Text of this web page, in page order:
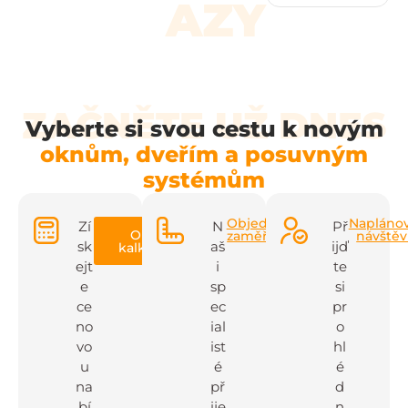
AZY
ZAČNĚTE UŽ DNES
Vyberte si svou cestu k novým
oknům, dveřím a posuvným
systémům
Zí
sk
ejt
e
ce
no
vo
u
na
Online
kalkulačka
N
aš
i
sp
ec
ial
ist
é
př
Objednat
zaměření
Př
ijď
te
si
pr
o
hl
é
d